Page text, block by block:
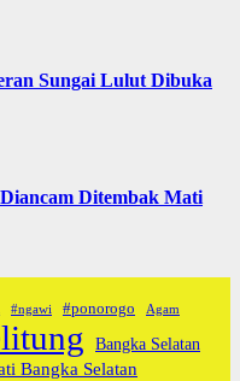
Sungai Lulut Dibuka
Ditembak Mati
#ngawi #ponorogo Agam
Bangka Selatan
Bangka Selatan